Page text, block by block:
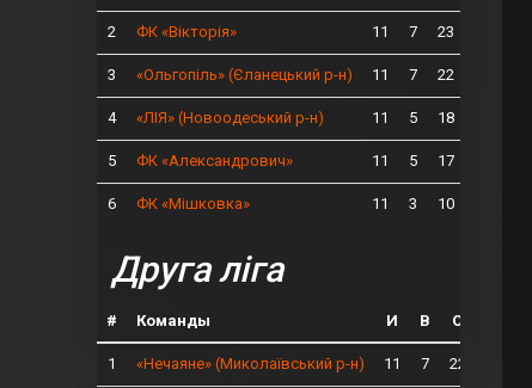
2 ФК «Вікторія» 11 7 23
3 «Ольгопіль» (Єланецький р-н) 11 7 22
4 «ЛІЯ» (Новоодеський р-н) 11 5 18
5 ФК «Александрович» 11 5 17
6 ФК «Мішковка» 11 3 10
Друга ліга
# Команды И В О
1 «Нечаяне» (Миколаївський р-н) 11 7 22